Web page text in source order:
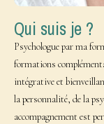
Qui suis je ?
Psychologue par ma
formations
intégrative et
la personnalité, de la
accompagnement est